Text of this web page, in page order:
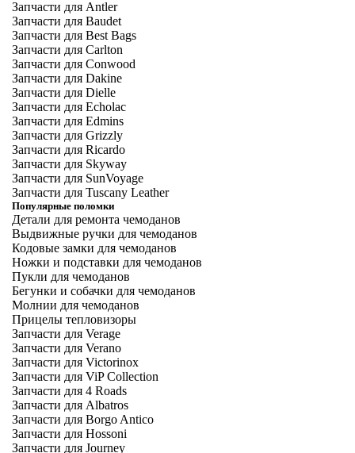
Запчасти для Antler
Запчасти для Baudet
Запчасти для Best Bags
Запчасти для Carlton
Запчасти для Conwood
Запчасти для Dakine
Запчасти для Dielle
Запчасти для Echolac
Запчасти для Edmins
Запчасти для Grizzly
Запчасти для Ricardo
Запчасти для Skyway
Запчасти для SunVoyage
Запчасти для Tuscany Leather
Популярные поломки
Детали для ремонта чемоданов
Выдвижные ручки для чемоданов
Кодовые замки для чемоданов
Ножки и подставки для чемоданов
Пукли для чемоданов
Бегунки и собачки для чемоданов
Молнии для чемоданов
Прицелы тепловизоры
Запчасти для Verage
Запчасти для Verano
Запчасти для Victorinox
Запчасти для ViP Collection
Запчасти для 4 Roads
Запчасти для Albatros
Запчасти для Borgo Antico
Запчасти для Hossoni
Запчасти для Journey